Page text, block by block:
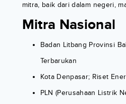
mitra, baik dari dalam negeri,
Mitra Nasional
Badan Litbang Provinsi
Terbarukan
Kota Denpasar; Riset
PLN (Perusahaan Listrik